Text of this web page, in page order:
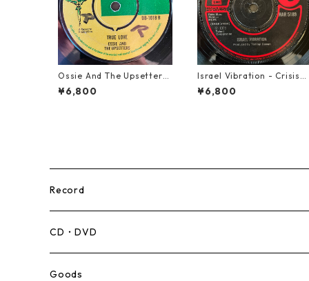
Ossie And The Upsetters
- True Love【7-22000】
¥6,800
Israel Vibration - Crisis
【7-21895】
¥6,800
Record
Mento,Calypso,Ballad
Ska
CD・DVD
Goods